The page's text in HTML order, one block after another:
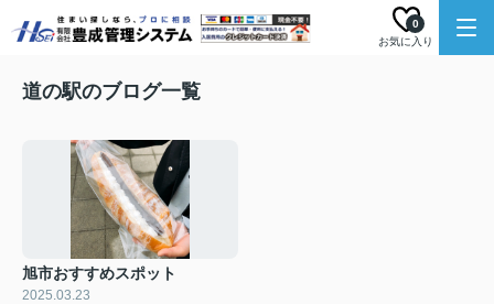
お気に入り
0
道の駅のブログ一覧
旭市おすすめスポット
2025.03.23